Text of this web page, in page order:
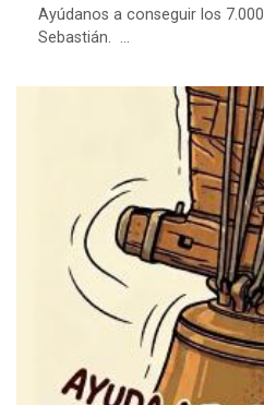
Ayúdanos a conseguir los
Sebastián. ...